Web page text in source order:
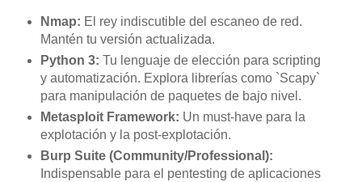
Nmap: El rey indiscutible del escaneo de red.
Mantén tu versión actualizada.
Python 3: Tu lenguaje de elección para scripting
y automatización. Explora librerías como `Scapy`
para manipulación de paquetes de bajo nivel.
Metasploit Framework: Un must-have para la
explotación y la post-explotación.
Burp Suite (Community/Professional):
Indispensable para el pentesting de aplicaciones